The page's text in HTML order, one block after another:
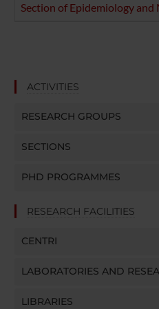
Section of Epidemiology and
ACTIVITIES
RESEARCH GROUPS
SECTIONS
PHD PROGRAMMES
RESEARCH FACILITIES
CENTRI
LABORATORIES AND
LIBRARIES